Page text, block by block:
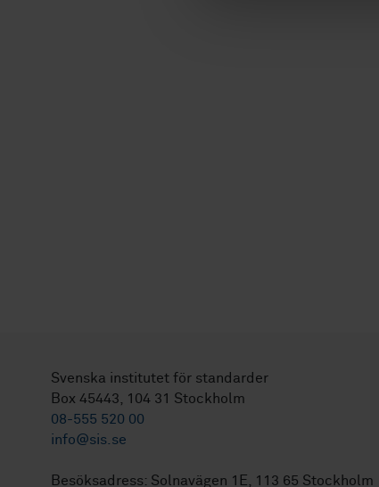
Svenska institutet för standarder
Box 45443, 104 31 Stockholm
08-555 520 00
info@sis.se
Besöksadress: Solnavägen 1E, 113 65 Stockholm